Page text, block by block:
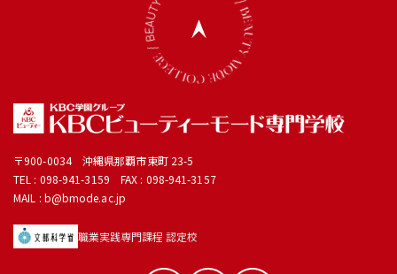
〒900-0034 沖縄県那覇市東町 23-5
TEL : 098-941-3159 FAX : 098-941-3157
MAIL : b@bmode.ac.jp
職業実践専門課程 認定校